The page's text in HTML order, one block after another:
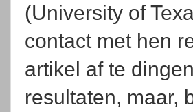
(University of
contact met hen
artikel af te
resultaten, maar,